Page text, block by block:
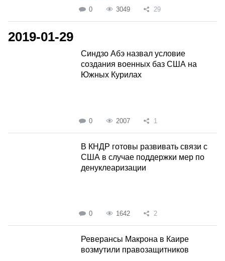
0 3049 29
2019-01-29
Синдзо Абэ назвал условие
создания военных баз США на
Южных Курилах
0 2007 1
В КНДР готовы развивать связи с
США в случае поддержки мер по
денуклеаризации
0 1642 2
Реверансы Макрона в Каире
возмутили правозащитников